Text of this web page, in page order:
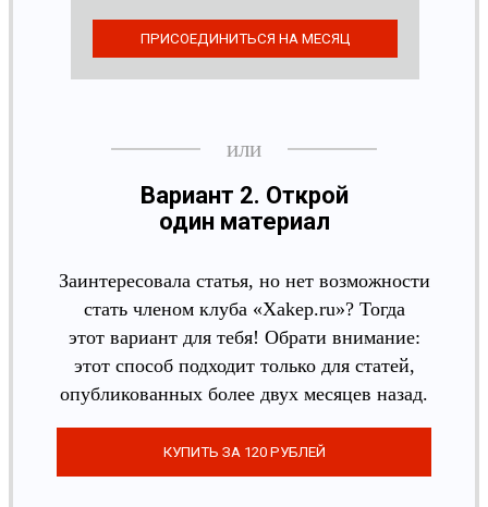
Вариант 2. Открой
один материал
Заинтересовала статья, но нет возможности
стать членом клуба «Xakep.ru»? Тогда
этот вариант для тебя! Обрати внимание:
этот способ подходит только для статей,
опубликованных более двух месяцев назад.